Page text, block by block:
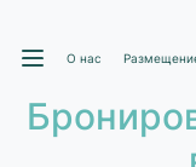
О нас